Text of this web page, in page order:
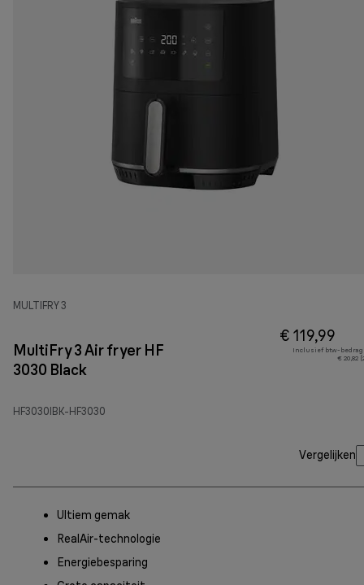
MULTIFRY 3
MultiFry 3 Air fryer HF
3030 Black
HF3030IBK-HF3030
€ 119,99
Inclusief btw-bedrag
€ 20,82
Vergelijken
Ultiem gemak
RealAir-technologie
Energiebesparing